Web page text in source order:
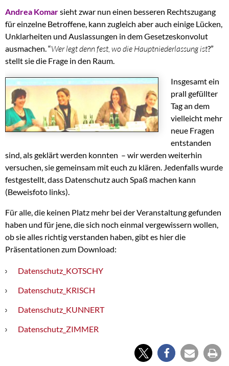
Andrea Komarsieht zwar nun einen besseren Rechtszugang
für einzelne Betroffene, kann zugleich aber auch einige Lücken,
Unklarheiten und Auslassungen in dem Gesetzeskonvolut
ausmachen. “Wer legt denn fest, wo die Hauptniederlassung ist?”
stellt sie die Frage in den Raum.
Insgesamt ein
prall gefüllter
Tag an dem
vielleicht mehr
neue Fragen
entstanden
sind, als geklärt werden konnten – wir werden weiterhin
versuchen, sie gemeinsam mit euch zu klären. Jedenfalls wurde
festgestellt, dass Datenschutz auch Spaß machen kann
(Beweisfoto links).
Für alle, die keinen Platz mehr bei der Veranstaltung gefunden
haben und für jene, die sich noch einmal vergewissern wollen,
ob sie alles richtig verstanden haben, gibt es hier die
Präsentationen zum Download:
Datenschutz_KOTSCHY
Datenschutz_KRISCH
Datenschutz_KUNNERT
Datenschutz_ZIMMER